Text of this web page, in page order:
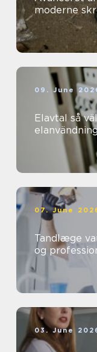
moderne
09. June
Elavtal så väljer du rätt avtal för din
07. June
Tandlæge vanløse sådan
og
03. June